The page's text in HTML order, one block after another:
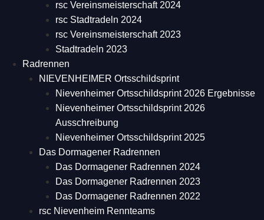
rsc Vereinsmeisterschaft 2024
rsc Stadtradeln 2024
rsc Vereinsmeisterschaft 2023
Stadtradeln 2023
Radrennen
NIEVENHEIMER Ortsschildsprint
Nievenheimer Ortsschildsprint 2026 Ergebnisse
Nievenheimer Ortsschildsprint 2026
Ausschreibung
Nievenheimer Ortsschildsprint 2025
Das Dormagener Radrennen
Das Dormagener Radrennen 2024
Das Dormagener Radrennen 2023
Das Dormagener Radrennen 2022
rsc Nievenheim Rennteams